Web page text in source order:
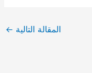
المقالة التالية ←